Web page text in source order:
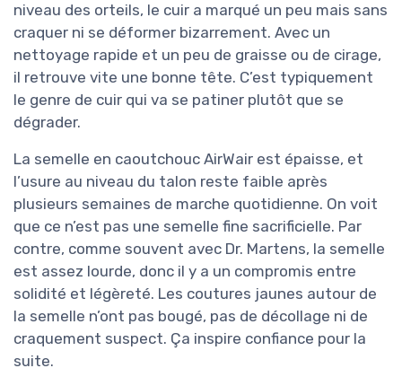
niveau des orteils, le cuir a marqué un peu mais sans
craquer ni se déformer bizarrement. Avec un
nettoyage rapide et un peu de graisse ou de cirage,
il retrouve vite une bonne tête. C’est typiquement
le genre de cuir qui va se patiner plutôt que se
dégrader.
La semelle en caoutchouc AirWair est épaisse, et
l’usure au niveau du talon reste faible après
plusieurs semaines de marche quotidienne. On voit
que ce n’est pas une semelle fine sacrificielle. Par
contre, comme souvent avec Dr. Martens, la semelle
est assez lourde, donc il y a un compromis entre
solidité et légèreté. Les coutures jaunes autour de
la semelle n’ont pas bougé, pas de décollage ni de
craquement suspect. Ça inspire confiance pour la
suite.